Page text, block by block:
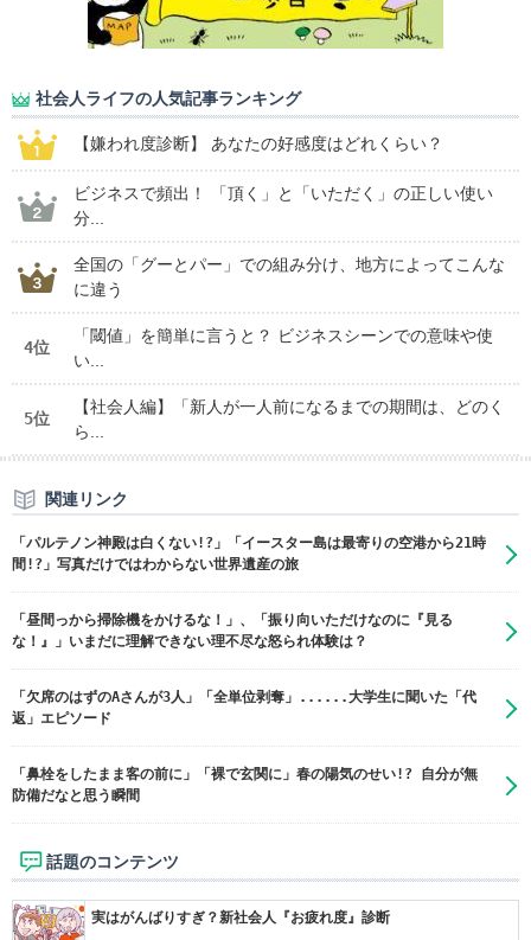
社会人ライフの人気記事ランキング
【嫌われ度診断】 あなたの好感度はどれくらい？
ビジネスで頻出！ 「頂く」と「いただく」の正しい使い
分...
全国の「グーとパー」での組み分け、地方によってこんな
に違う
4位
「閾値」を簡単に言うと？ ビジネスシーンでの意味や使
い...
5位
【社会人編】「新人が一人前になるまでの期間は、どのく
ら...
関連リンク
「パルテノン神殿は白くない!?」「イースター島は最寄りの空港から21時
間!?」写真だけではわからない世界遺産の旅
「昼間っから掃除機をかけるな！」、「振り向いただけなのに『見る
な！』」いまだに理解できない理不尽な怒られ体験は？
「欠席のはずのAさんが3人」「全単位剥奪」......大学生に聞いた「代
返」エピソード
「鼻栓をしたまま客の前に」「裸で玄関に」春の陽気のせい!? 自分が無
防備だなと思う瞬間
話題のコンテンツ
実はがんばりすぎ？新社会人『お疲れ度』診断